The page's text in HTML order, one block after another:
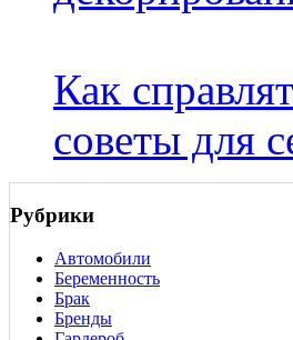
Как
советы для
Рубрики
Автомобили
Беременность
Брак
Бренды